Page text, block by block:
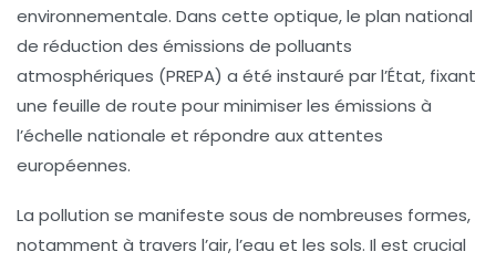
environnementale. Dans cette optique, le plan national
de réduction des émissions de polluants
atmosphériques (PREPA) a été instauré par l’État, fixant
une feuille de route pour minimiser les émissions à
l’échelle nationale et répondre aux attentes
européennes.
La pollution se manifeste sous de nombreuses formes,
notamment à travers l’air, l’eau et les sols. Il est crucial